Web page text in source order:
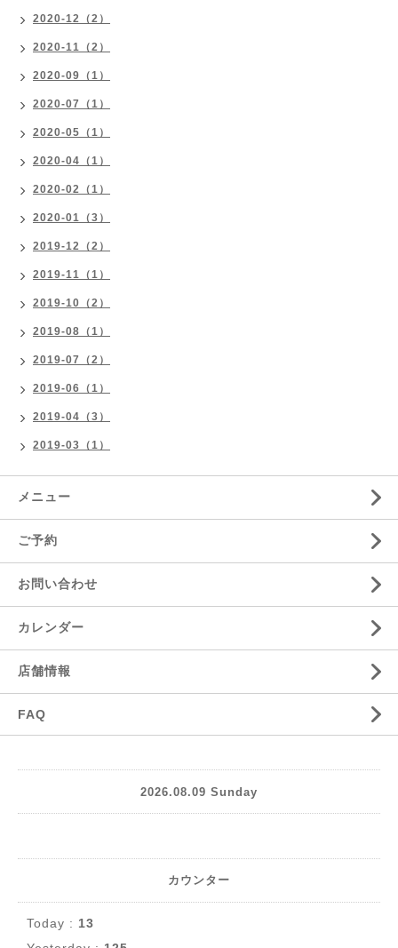
2020-12（2）
2020-11（2）
2020-09（1）
2020-07（1）
2020-05（1）
2020-04（1）
2020-02（1）
2020-01（3）
2019-12（2）
2019-11（1）
2019-10（2）
2019-08（1）
2019-07（2）
2019-06（1）
2019-04（3）
2019-03（1）
メニュー
ご予約
お問い合わせ
カレンダー
店舗情報
FAQ
2026.08.09 Sunday
カウンター
Today : 13